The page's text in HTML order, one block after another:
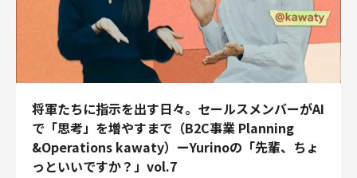
メルコイン
メルカリShops
メルカリR4Dラボ
AI/LLM
職種
エンジニアリング
エンジニアリング
将軍たちに指示を出す日々。セールスメンバーがAI
で「思考」を増やすまで（B2C事業 Planning
&Operations kawaty）ーYurinoの「先輩、ちょ
っといいですか？」vol.7